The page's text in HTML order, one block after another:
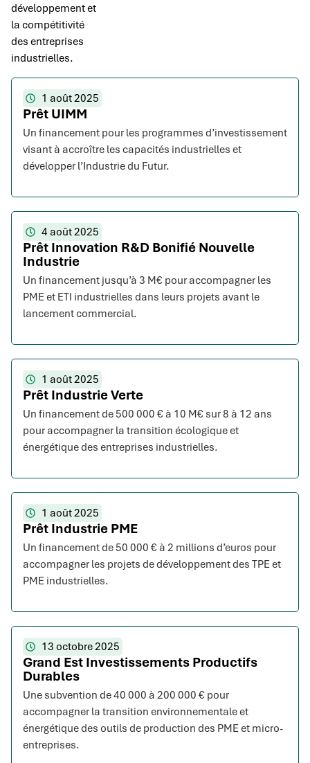
développement et
la compétitivité
des entreprises
industrielles.
1 août 2025
Prêt UIMM
Un financement pour les programmes d’investissement
visant à accroître les capacités industrielles et
développer l’Industrie du Futur.
4 août 2025
Prêt Innovation R&D Bonifié Nouvelle
Industrie
Un financement jusqu’à 3 M€ pour accompagner les
PME et ETI industrielles dans leurs projets avant le
lancement commercial.
1 août 2025
Prêt Industrie Verte
Un financement de 500 000 € à 10 M€ sur 8 à 12 ans
pour accompagner la transition écologique et
énergétique des entreprises industrielles.
1 août 2025
Prêt Industrie PME
Un financement de 50 000 € à 2 millions d’euros pour
accompagner les projets de développement des TPE et
PME industrielles.
13 octobre 2025
Grand Est Investissements Productifs
Durables
Une subvention de 40 000 à 200 000 € pour
accompagner la transition environnementale et
énergétique des outils de production des PME et micro-
entreprises.